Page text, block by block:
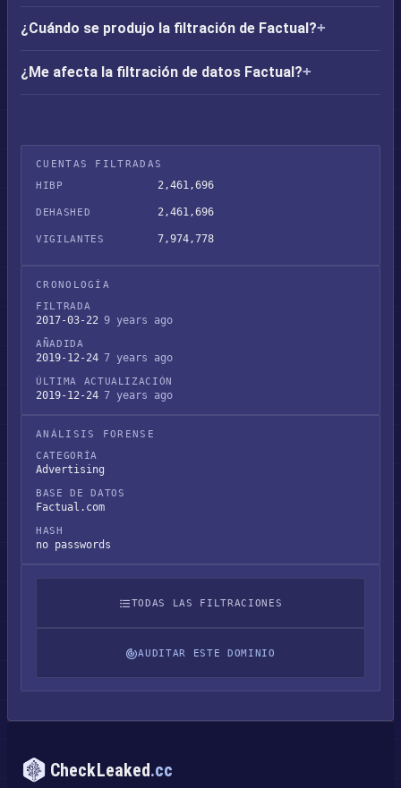
¿Cuándo se produjo la filtración de Factual?
¿Me afecta la filtración de datos Factual?
CUENTAS FILTRADAS
HIBP
2,461,696
DEHASHED 2,461,696
VIGILANTES 7,974,778
CRONOLOGÍA
FILTRADA
2017-03-22 9 years ago
AÑADIDA
2019-12-24 7 years ago
ÚLTIMA ACTUALIZACIÓN
2019-12-24 7 years ago
ANÁLISIS FORENSE
CATEGORÍA
Advertising
BASE DE DATOS
Factual.com
HASH
no passwords
TODAS LAS FILTRACIONES
AUDITAR ESTE DOMINIO
CheckLeaked.cc